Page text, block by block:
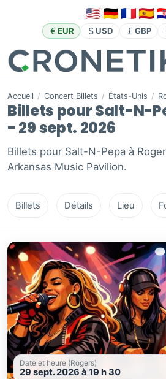
EUR USD GBP
Accueil / Concert Billets / États-Unis /
Billets pour Salt-N-
- 29 sept. 2026
Billets pour Salt-N-Pepa à
Arkansas Music Pavilion.
Billets Détails Lieu
Date et heure (Rogers)
29 sept. 2026 à 19 h 30